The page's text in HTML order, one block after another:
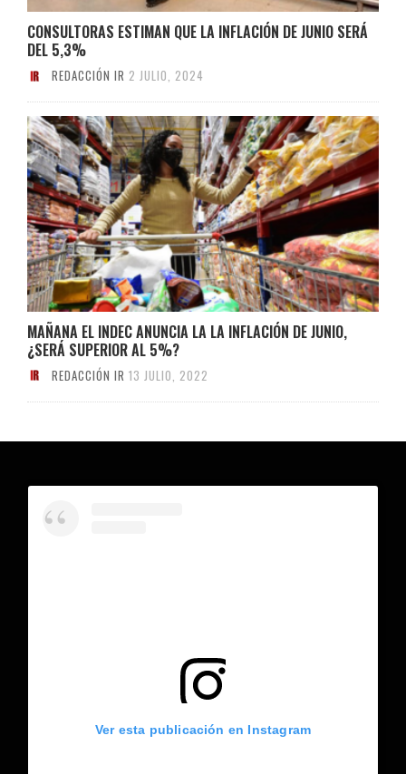
CONSULTORAS ESTIMAN QUE LA INFLACIÓN DE JUNIO SERÁ
DEL 5,3%
REDACCIÓN IR 2 JULIO, 2024
MAÑANA EL INDEC ANUNCIA LA LA INFLACIÓN DE JUNIO,
¿SERÁ SUPERIOR AL 5%?
REDACCIÓN IR 13 JULIO, 2022
Ver esta publicación en Instagram